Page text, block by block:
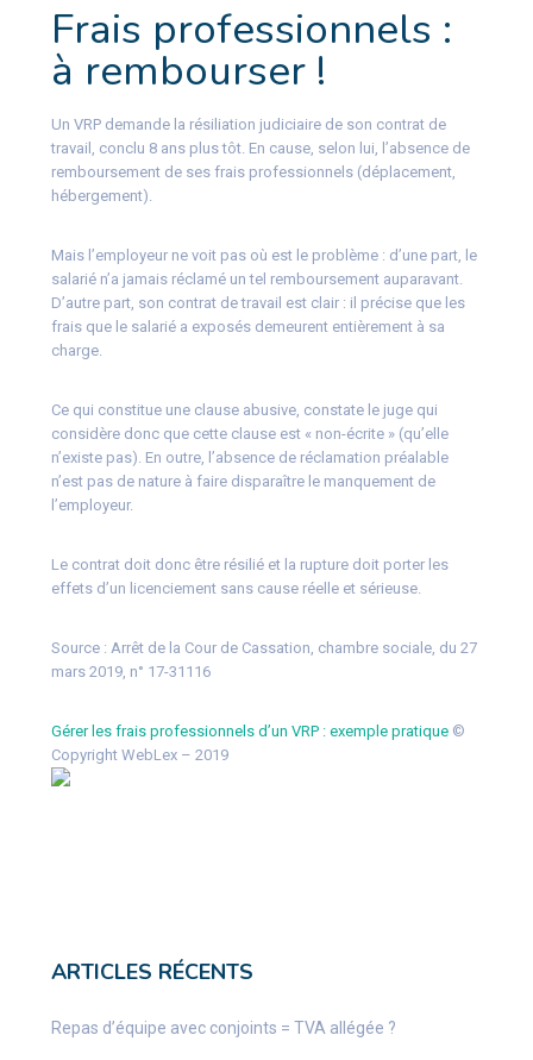
Frais professionnels :
à rembourser !
Un VRP demande la résiliation judiciaire de son contrat de
travail, conclu 8 ans plus tôt. En cause, selon lui, l’absence de
remboursement de ses frais professionnels (déplacement,
hébergement).
Mais l’employeur ne voit pas où est le problème : d’une part, le
salarié n’a jamais réclamé un tel remboursement auparavant.
D’autre part, son contrat de travail est clair : il précise que les
frais que le salarié a exposés demeurent entièrement à sa
charge.
Ce qui constitue une clause abusive, constate le juge qui
considère donc que cette clause est « non-écrite » (qu’elle
n’existe pas). En outre, l’absence de réclamation préalable
n’est pas de nature à faire disparaître le manquement de
l’employeur.
Le contrat doit donc être résilié et la rupture doit porter les
effets d’un licenciement sans cause réelle et sérieuse.
Source : Arrêt de la Cour de Cassation, chambre sociale, du 27
mars 2019, n° 17-31116
Gérer les frais professionnels d’un VRP : exemple pratique©
Copyright WebLex – 2019
ARTICLES RÉCENTS
Repas d’équipe avec conjoints = TVA allégée ?